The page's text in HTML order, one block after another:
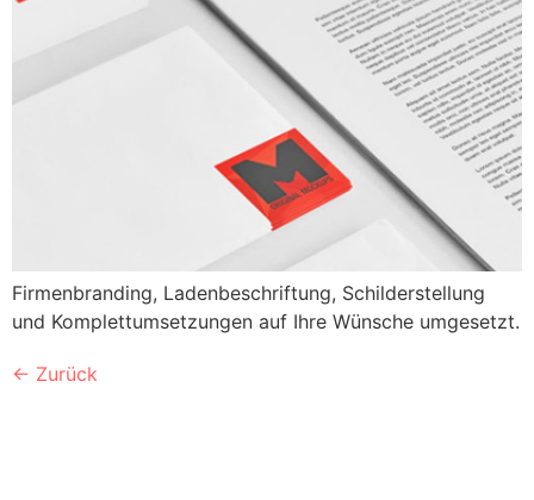
Firmenbranding, Ladenbeschriftung, Schilderstellung
und Komplettumsetzungen auf Ihre Wünsche umgesetzt.
← Zurück